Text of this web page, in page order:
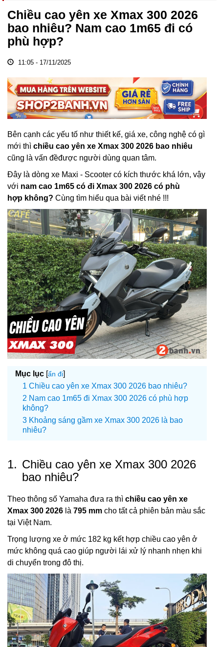
Chiều cao yên xe Xmax 300 2026
bao nhiêu? Nam cao 1m65 đi có
phù hợp?
11:05 - 17/11/2025
Bên cạnh các yếu tố như thiết kế, giá xe, công nghệ có gì
mới thì chiều cao yên xe Xmax 300 2026 bao nhiêu
cũng là vấn đềđược người dùng quan tâm.
Đây là dòng xe Maxi - Scooter có kích thước khá lớn, vậy
với nam cao 1m65 có đi Xmax 300 2026 có phù
hợp không? Cùng tìm hiểu qua bài viết nhé !!!
Mục lục [ẩn đi]
Chiều cao yên xe Xmax 300 2026 bao nhiêu?
Nam cao 1m65 đi Xmax 300 2026 có phù hợp
không?
Khoảng sáng gầm xe Xmax 300 2026 là bao
nhiêu?
1. Chiều cao yên xe Xmax 300 2026
bao nhiêu?
Theo thông số Yamaha đưa ra thì chiều cao yên xe
Xmax 300 2026 là 795 mm cho tất cả phiên bản màu sắc
tại Việt Nam.
Trọng lượng xe ở mức 182 kg kết hợp chiều cao yên ở
mức không quá cao giúp người lái xử lý nhanh nhẹn khi
di chuyển trong đô thị.